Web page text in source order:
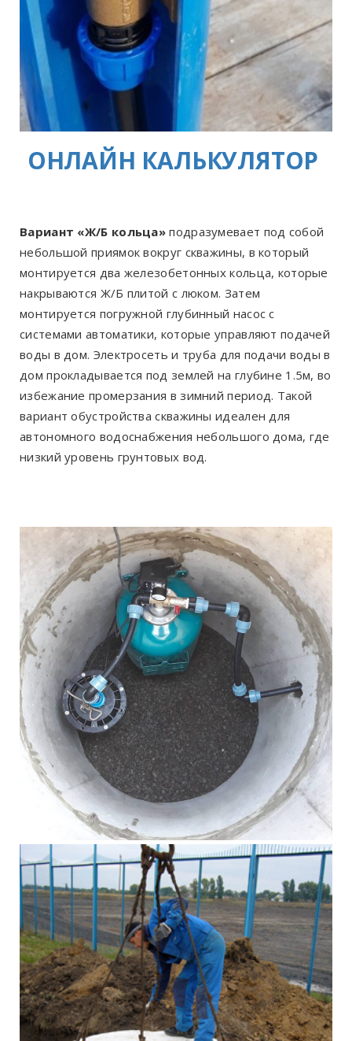
ОНЛАЙН КАЛЬКУЛЯТОР
Вариант «Ж/Б кольца» подразумевает под собой
небольшой приямок вокруг скважины, в который
монтируется два железобетонных кольца, которые
накрываются Ж/Б плитой с люком. Затем
монтируется погружной глубинный насос с
системами автоматики, которые управляют подачей
воды в дом. Электросеть и труба для подачи воды в
дом прокладывается под землей на глубине 1.5м, во
избежание промерзания в зимний период. Такой
вариант обустройства скважины идеален для
автономного водоснабжения небольшого дома, где
низкий уровень грунтовых вод.